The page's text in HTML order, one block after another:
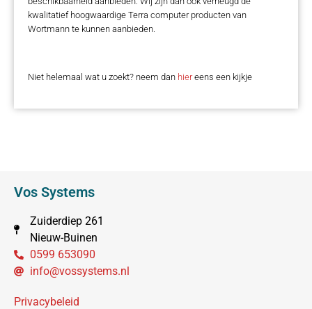
kwalitatief hoogwaardige Terra computer producten van
Wortmann te kunnen aanbieden.
Niet helemaal wat u zoekt? neem dan hiereens een kijkje
Vos Systems
Zuiderdiep 261
Nieuw-Buinen
0599 653090
info@vossystems.nl
Privacybeleid